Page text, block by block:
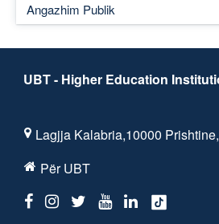
Angazhim Publik
UBT - Higher Education
Lagjja Kalabria,10000
Për UBT